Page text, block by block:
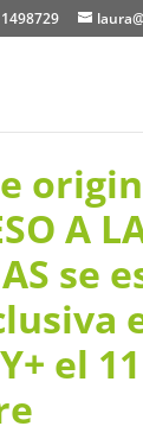
A
se
el